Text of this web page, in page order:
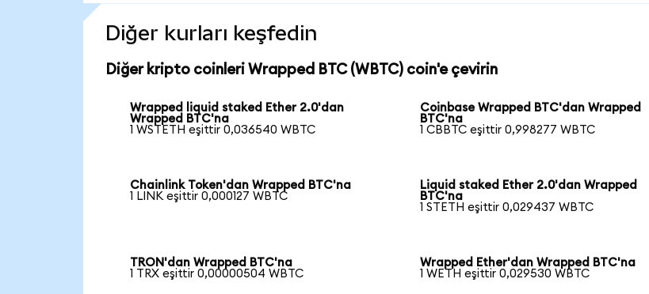
Diğer kurları keşfedin
Diğer kripto coinleri Wrapped BTC (WBTC) coin'e çevirin
Wrapped liquid staked Ether 2.0'dan
Wrapped BTC'na
1 WSTETH eşittir 0,036540 WBTC
Coinbase Wrapped BTC'dan Wrapped
BTC'na
1 CBBTC eşittir 0,998277 WBTC
Chainlink Token'dan Wrapped BTC'na
1 LINK eşittir 0,000127 WBTC
Liquid staked Ether 2.0'dan Wrapped
BTC'na
1 STETH eşittir 0,029437 WBTC
TRON'dan Wrapped BTC'na
1 TRX eşittir 0,00000504 WBTC
Wrapped Ether'dan Wrapped BTC'na
1 WETH eşittir 0,029530 WBTC